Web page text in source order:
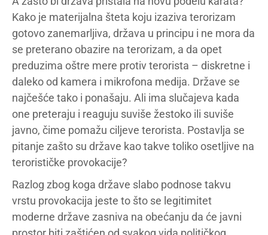
Kako je materijalna šteta koju izaziva terorizam
gotovo zanemarljiva, država u principu i ne mora da
se preterano obazire na terorizam, a da opet
preduzima oštre mere protiv terorista – diskretne i
daleko od kamera i mikrofona medija. Države se
najčešće tako i ponašaju. Ali ima slučajeva kada
one preteraju i reaguju suviše žestoko ili suviše
javno, čime pomažu ciljeve terorista. Postavlja se
pitanje zašto su države kao takve toliko osetljive na
terorističke provokacije?
Razlog zbog koga države slabo podnose takvu
vrstu provokacija jeste to što se legitimitet
moderne države zasniva na obećanju da će javni